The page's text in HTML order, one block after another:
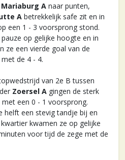
Mariaburg A naar punten,
A betrekkelijk safe zit en in
een 1 - 3 voorsprong stond.
op gelijke hoogte en in
ze een vierde goal van de
de 4 - 4.
van 2e B tussen
Zoersel A gingen de sterk
een 0 - 1 voorsprong.
helft een stevig tandje bij en
kwamen ze op gelijke
voor tijd de zege met de